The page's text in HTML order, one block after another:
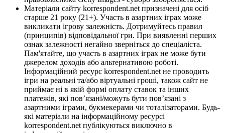
Матеріали сайту korrespondent.net призначені для осіб
старше 21 року (21+). Участь в азартних іграх може
викликати ігрову залежність. Дотримуйтесь правил
(принципів) відповідальної гри. При виявленні перших
ознак залежності негайно зверніться до спеціаліста.
Пам'ятайте, що участь в азартних іграх не може бути
джерелом доходів або альтернативою роботі.
Інформаційний ресурс korrespondent.net не проводить
ігри на реальні та/або віртуальні гроші, також сайт не
приймає ні в якій формі оплату ставок та інших
платежів, які пов’язані/можуть бути пов’язані з
азартними іграми, букмекерами чи тоталізаторами. Будь-
які матеріали на інформаційному ресурсі
korrespondent.net публікуються виключно в